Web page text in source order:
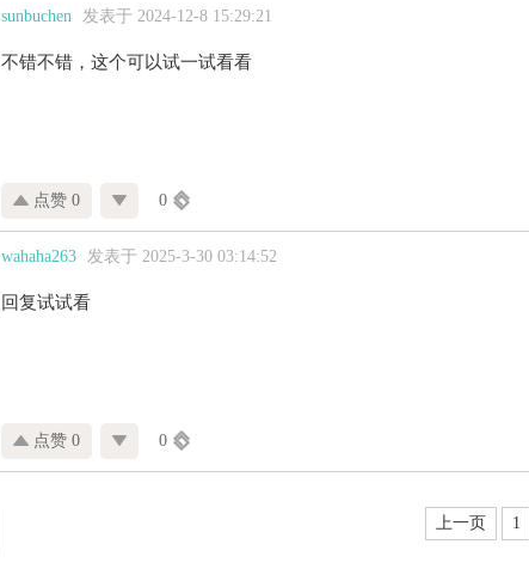
sunbuchen 发表于 2024-12-8 15:29:21
不错不错，这个可以试一试看看
点赞 0 0
wahaha263 发表于 2025-3-30 03:14:52
回复试试看
点赞 0 0
上一页 1